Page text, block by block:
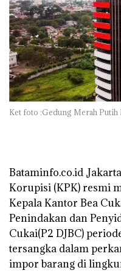
Ket foto :Gedung Merah Putih
Bataminfo.co.id
Korupisi (KPK) resmi
Kepala Kantor Bea
Penindakan dan
Cukai(P2 DJBC)
tersangka dalam
impor barang di